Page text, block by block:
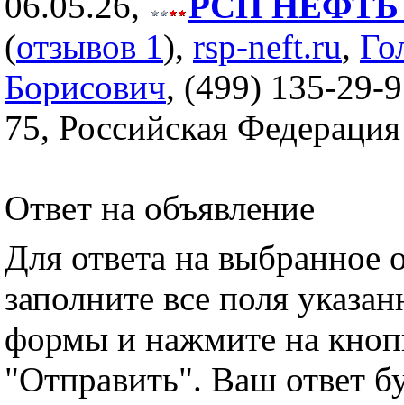
(отзывов 1), rsp-neft.ru,
Борисович, (499) 135-29-
75, Российская Федерация
Ответ на объявление
Для ответа на выбранное
заполните все поля
формы и нажмите на
"Отправить". Ваш ответ